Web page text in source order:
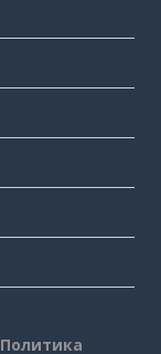
Политика